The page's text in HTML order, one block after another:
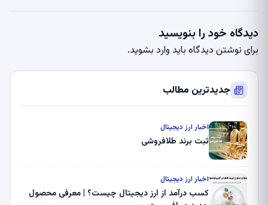
دیدگاه خود را بنویسید
برای نوشتن دیدگاه باید وارد بشوید.
جدیدترین مطالب
اخبار ارز دیجیتال
ثبت برند طلافروشی
اخبار ارز دیجیتال
کسب درآمد از ارز دیجیتال چیست؟ | معرفی محصول